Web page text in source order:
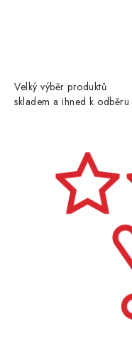
Velký výběr produktů
skladem a ihned k odběru